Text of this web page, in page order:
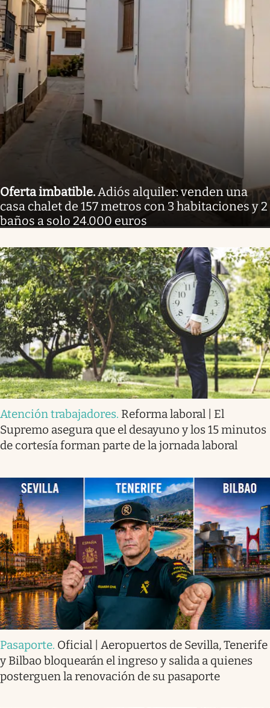
Oferta imbatible. Adiós alquiler: venden una
casa chalet de 157 metros con 3 habitaciones y 2
baños a solo 24.000 euros
Atención trabajadores. Reforma laboral | El
Supremo asegura que el desayuno y los 15 minutos
de cortesía forman parte de la jornada laboral
Pasaporte. Oficial | Aeropuertos de Sevilla, Tenerife
y Bilbao bloquearán el ingreso y salida a quienes
posterguen la renovación de su pasaporte